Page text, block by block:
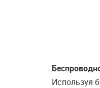
Используя